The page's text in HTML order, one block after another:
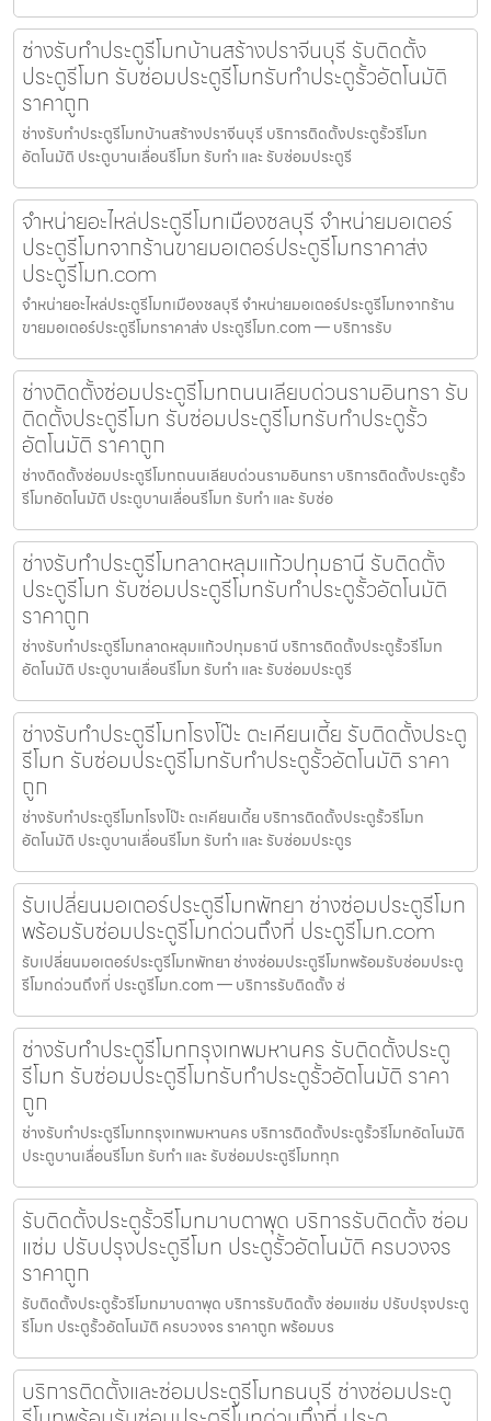
ช่างรับทำประตูรีโมทบ้านสร้างปราจีนบุรี รับติดตั้ง
ประตูรีโมท รับซ่อมประตูรีโมทรับทำประตูรั้วอัตโนมัติ
ราคาถูก
ช่างรับทำประตูรีโมทบ้านสร้างปราจีนบุรี บริการติดตั้งประตูรั้วรีโมท
อัตโนมัติ ประตูบานเลื่อนรีโมท รับทำ และ รับซ่อมประตูรี
จำหน่ายอะไหล่ประตูรีโมทเมืองชลบุรี จำหน่ายมอเตอร์
ประตูรีโมทจากร้านขายมอเตอร์ประตูรีโมทราคาส่ง
ประตูรีโมท.com
จำหน่ายอะไหล่ประตูรีโมทเมืองชลบุรี จำหน่ายมอเตอร์ประตูรีโมทจากร้าน
ขายมอเตอร์ประตูรีโมทราคาส่ง ประตูรีโมท.com — บริการรับ
ช่างติดตั้งซ่อมประตูรีโมทถนนเลียบด่วนรามอินทรา รับ
ติดตั้งประตูรีโมท รับซ่อมประตูรีโมทรับทำประตูรั้ว
อัตโนมัติ ราคาถูก
ช่างติดตั้งซ่อมประตูรีโมทถนนเลียบด่วนรามอินทรา บริการติดตั้งประตูรั้ว
รีโมทอัตโนมัติ ประตูบานเลื่อนรีโมท รับทำ และ รับซ่อ
ช่างรับทำประตูรีโมทลาดหลุมแก้วปทุมธานี รับติดตั้ง
ประตูรีโมท รับซ่อมประตูรีโมทรับทำประตูรั้วอัตโนมัติ
ราคาถูก
ช่างรับทำประตูรีโมทลาดหลุมแก้วปทุมธานี บริการติดตั้งประตูรั้วรีโมท
อัตโนมัติ ประตูบานเลื่อนรีโมท รับทำ และ รับซ่อมประตูรี
ช่างรับทำประตูรีโมทโรงโป๊ะ ตะเคียนเตี้ย รับติดตั้งประตู
รีโมท รับซ่อมประตูรีโมทรับทำประตูรั้วอัตโนมัติ ราคา
ถูก
ช่างรับทำประตูรีโมทโรงโป๊ะ ตะเคียนเตี้ย บริการติดตั้งประตูรั้วรีโมท
อัตโนมัติ ประตูบานเลื่อนรีโมท รับทำ และ รับซ่อมประตูร
รับเปลี่ยนมอเตอร์ประตูรีโมทพัทยา ช่างซ่อมประตูรีโมท
พร้อมรับซ่อมประตูรีโมทด่วนถึงที่ ประตูรีโมท.com
รับเปลี่ยนมอเตอร์ประตูรีโมทพัทยา ช่างซ่อมประตูรีโมทพร้อมรับซ่อมประตู
รีโมทด่วนถึงที่ ประตูรีโมท.com — บริการรับติดตั้ง ซ่
ช่างรับทำประตูรีโมทกรุงเทพมหานคร รับติดตั้งประตู
รีโมท รับซ่อมประตูรีโมทรับทำประตูรั้วอัตโนมัติ ราคา
ถูก
ช่างรับทำประตูรีโมทกรุงเทพมหานคร บริการติดตั้งประตูรั้วรีโมทอัตโนมัติ
ประตูบานเลื่อนรีโมท รับทำ และ รับซ่อมประตูรีโมททุก
รับติดตั้งประตูรั้วรีโมทมาบตาพุด บริการรับติดตั้ง ซ่อม
แซ่ม ปรับปรุงประตูรีโมท ประตูรั้วอัตโนมัติ ครบวงจร
ราคาถูก
รับติดตั้งประตูรั้วรีโมทมาบตาพุด บริการรับติดตั้ง ซ่อมแซ่ม ปรับปรุงประตู
รีโมท ประตูรั้วอัตโนมัติ ครบวงจร ราคาถูก พร้อมบร
บริการติดตั้งและซ่อมประตูรีโมทธนบุรี ช่างซ่อมประตู